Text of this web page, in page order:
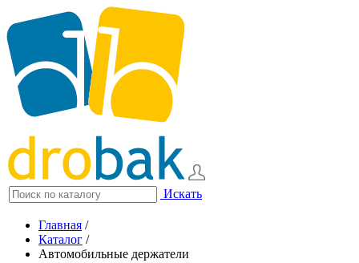
Искать
Главная /
Каталог /
Автомобильные держатели